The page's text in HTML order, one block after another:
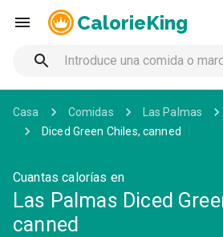
CalorieKing
Casa Comidas Las Palmas
Diced Green Chiles, canned
Cuantas calorías en
Las Palmas Diced
canned